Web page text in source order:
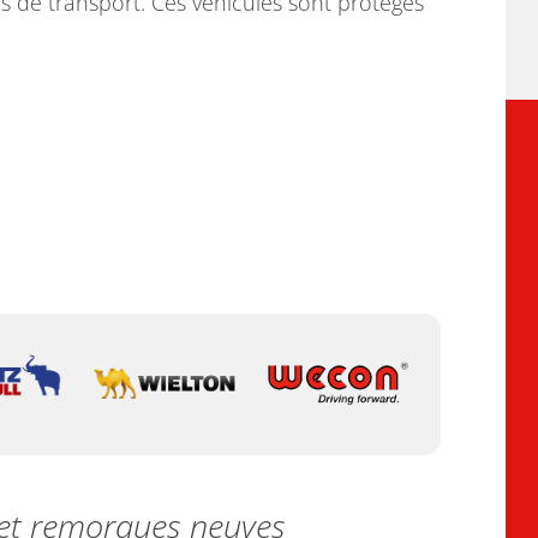
remorques neuves